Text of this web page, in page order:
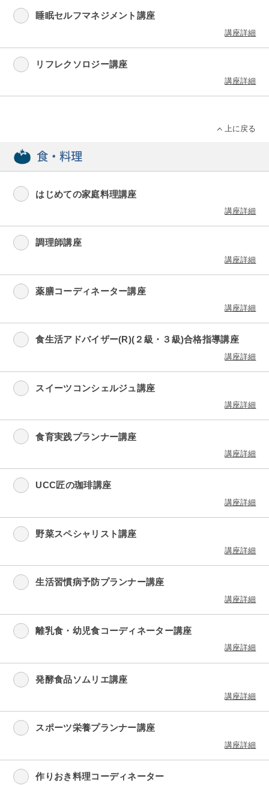
睡眠セルフマネジメント講座
講座詳細
リフレクソロジー講座
講座詳細
上に戻る
食・料理
はじめての家庭料理講座
講座詳細
調理師講座
講座詳細
薬膳コーディネーター講座
講座詳細
食生活アドバイザー(R)(２級・３級)合格指導講座
講座詳細
スイーツコンシェルジュ講座
講座詳細
食育実践プランナー講座
講座詳細
UCC匠の珈琲講座
講座詳細
野菜スペシャリスト講座
講座詳細
生活習慣病予防プランナー講座
講座詳細
離乳食・幼児食コーディネーター講座
講座詳細
発酵食品ソムリエ講座
講座詳細
スポーツ栄養プランナー講座
講座詳細
作りおき料理コーディネーター